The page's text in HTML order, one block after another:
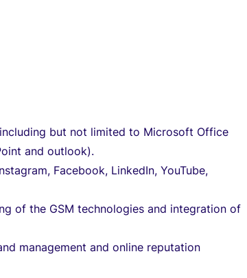
but not limited to Microsoft Office
and outlook).
Facebook, LinkedIn, YouTube,
of the GSM technologies and integration of
management and online reputation